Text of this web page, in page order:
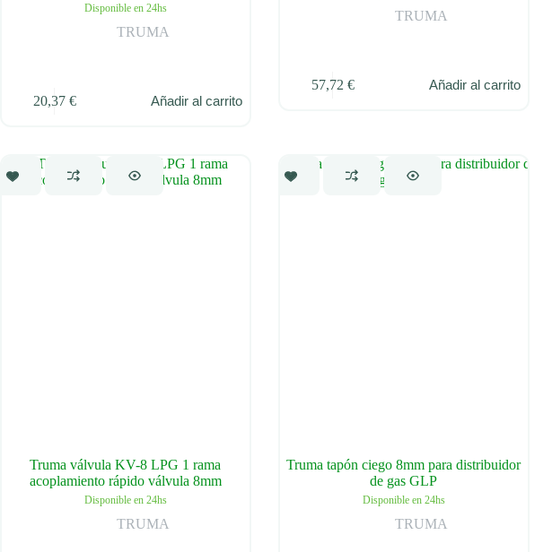
Disponible en 24hs
TRUMA
20,37 € Añadir al carrito
TRUMA
57,72 € Añadir al carrito
Truma válvula KV-8 LPG 1 rama
acoplamiento rápido válvula 8mm
Disponible en 24hs
TRUMA
Truma tapón ciego 8mm para distribuidor
de gas GLP
Disponible en 24hs
TRUMA